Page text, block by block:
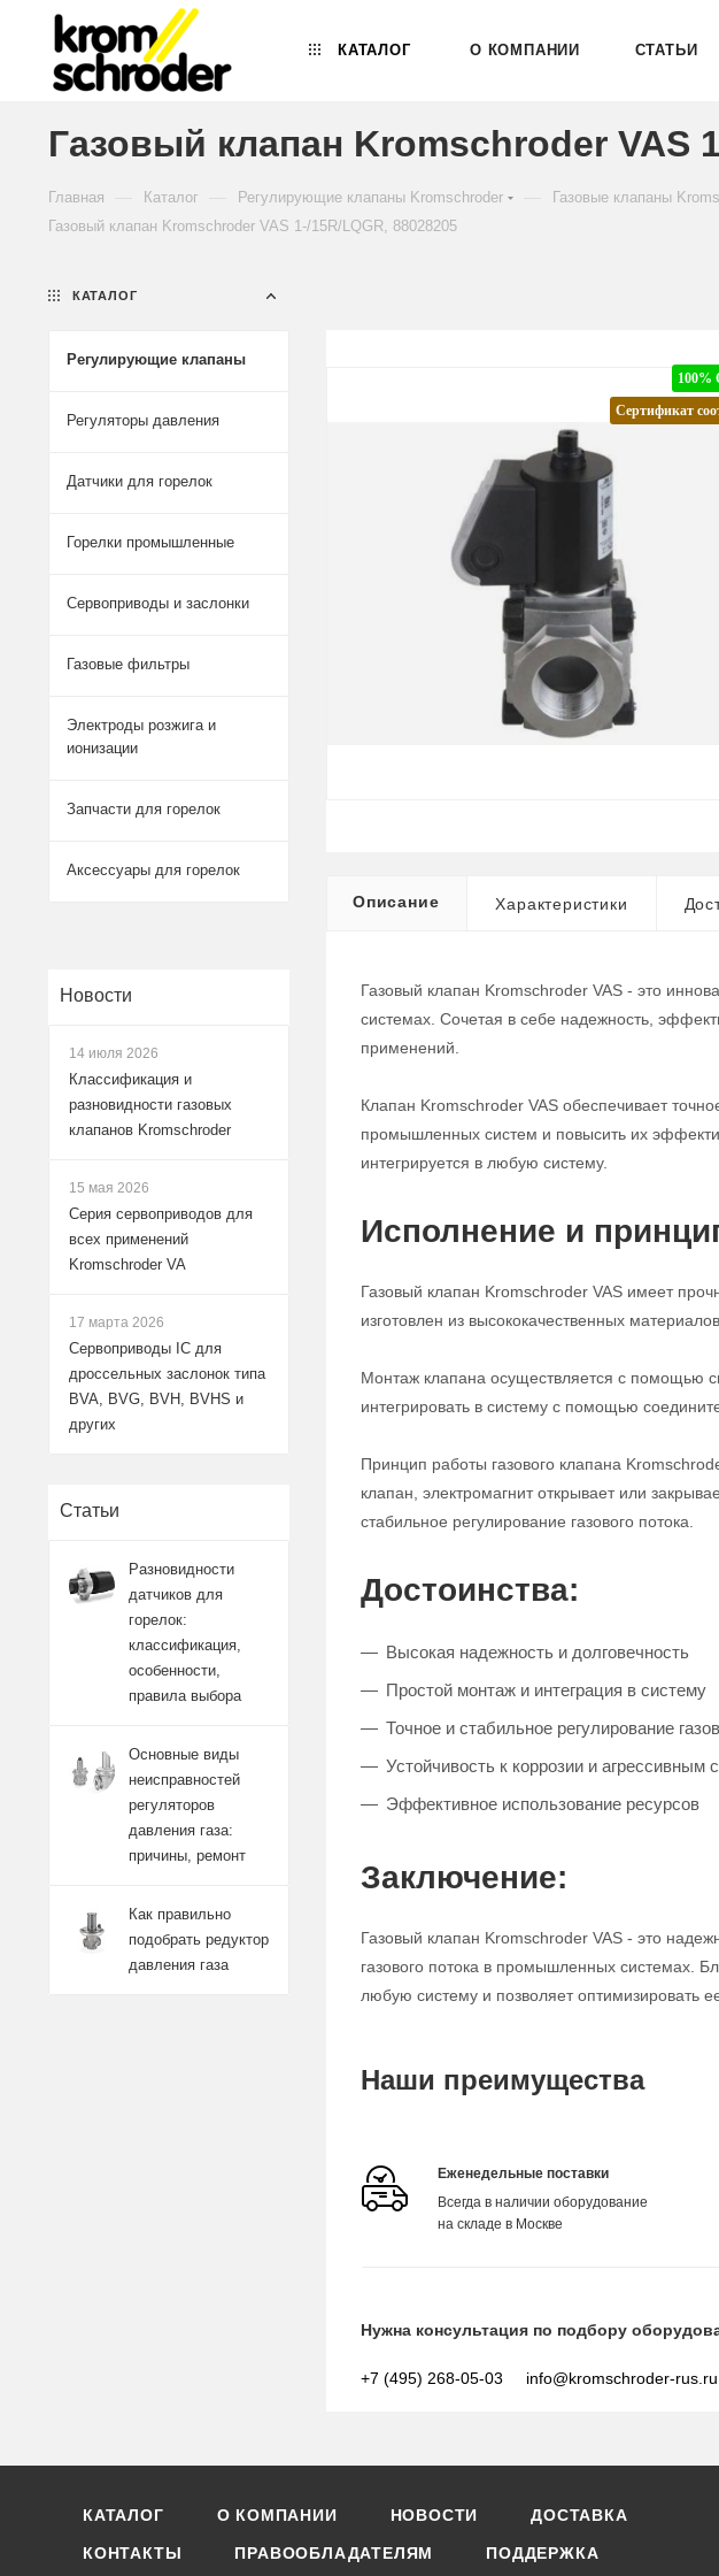
КАТАЛОГ О КОМПАНИИ СТАТЬИ
Газовый клапан Kromschroder VAS
Главная Каталог Регулирующие клапаны Kromschroder Газовые клапаны
Газовый клапан Kromschroder VAS 1-/15R/LQGR, 88028205
100%
Сертификат
Описание Характеристики
Газовый клапан Kromschroder VAS - это
системах. Сочетая в себе надежность,
применений.
Клапан Kromschroder VAS обеспечивает
промышленных систем и повысить их
интегрируется в любую систему.
Исполнение и
Газовый клапан Kromschroder VAS имеет
изготовлен из высококачественных
Монтаж клапана осуществляется с помощью
интегрировать в систему с помощью
Принцип работы газового клапана
клапан, электромагнит открывает или
стабильное регулирование газового потока.
Достоинства:
Высокая надежность и долговечность
Простой монтаж и интеграция в систему
Точное и стабильное регулирование
Устойчивость к коррозии и агрессивным
Эффективное использование ресурсов
Заключение:
Газовый клапан Kromschroder VAS - это
газового потока в промышленных системах.
любую систему и позволяет оптимизировать
Наши преимущества
Еженедельные поставки
Всегда в наличии оборудование
на складе в Москве
Нужна консультация по подбору
+7 (495) 268-05-03 info@kromschroder-rus.ru
КАТАЛОГ
Регулирующие клапаны
Регуляторы давления
Датчики для горелок
Горелки промышленные
Сервоприводы и заслонки
Газовые фильтры
Электроды розжига и
ионизации
Запчасти для горелок
Аксессуары для горелок
Новости
14 июля 2026
Классификация и
разновидности газовых
клапанов Kromschroder
15 мая 2026
Серия сервоприводов для
всех применений
Kromschroder VA
17 марта 2026
Сервоприводы IC для
дроссельных заслонок типа
BVA, BVG, BVH, BVHS и
других
Статьи
Разновидности
датчиков для
горелок:
классификация,
особенности,
правила выбора
Основные виды
неисправностей
регуляторов
давления газа:
причины, ремонт
Как правильно
подобрать редуктор
давления газа
КАТАЛОГ О КОМПАНИИ НОВОСТИ ДОСТАВКА
КОНТАКТЫ ПРАВООБЛАДАТЕЛЯМ ПОДДЕРЖКА